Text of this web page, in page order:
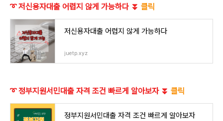
➰ 저신용자대출 어렵지 않게 가능하다 ⏬ 클릭
저신용자대출 어렵지 않게 가능하다
juetp.xyz
➰ 정부지원서민대출 자격 조건 빠르게 알아보자 ⏬ 클릭
정부지원서민대출 자격 조건 빠르게 알아보자